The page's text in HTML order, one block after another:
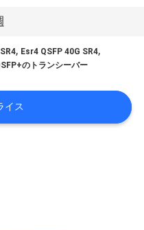
, Esr4 QSFP 40G SR4,
のトランシーバー
イス